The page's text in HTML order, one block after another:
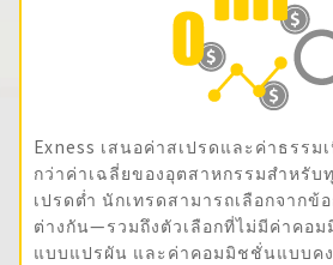
Exness เสนอค่าสเปรดและค่าธรรม
กว่าค่าเฉลี่ยของอุตสาหกรรมสำหรั
เปรดต่ำ นักเทรดสามารถเลือกจาก
ต่างกัน—รวมถึงตัวเลือกที่ไม่มีค่าคอ
แบบแปรผัน และค่าคอมมิชชั่นแบบค